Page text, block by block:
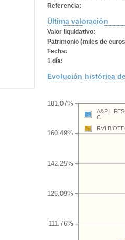
Referencia:
Última valoración
Valor liquidativo:
Patrimonio (miles de
Fecha:
1 día:
Evolución histórica
111.76%
126.09%
142.25%
160.49%
181.07%
A&P
C
RVI